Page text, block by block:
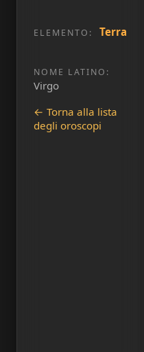
ELEMENTO: Terra
NOME LATINO:
Virgo
← Torna alla lista
degli oroscopi